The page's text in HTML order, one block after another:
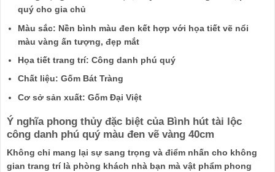
quý cho gia chủ
Màu sắc: Nền bình màu đen kết hợp với họa tiết vẽ nổi
màu vàng ấn tượng, đẹp mắt
Họa tiết trang trí: Công danh phú quý
Chất liệu: Gốm Bát Tràng
Cơ sở sản xuất: Gốm Đại Việt
Ý nghĩa phong thủy đặc biệt của Bình hút tài lộc
công danh phú quý màu đen vẽ vàng 40cm
Không chỉ mang lại sự sang trọng và điểm nhấn cho không
gian trang trí là phòng khách nhà bạn mà vật phẩm phong